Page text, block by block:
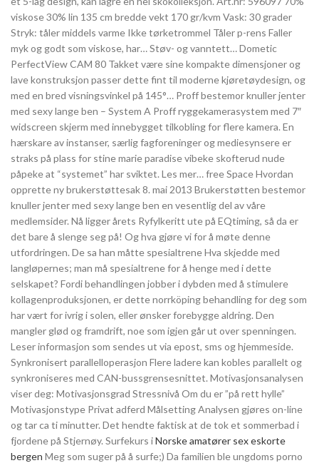
viskose 30% lin 135 cm bredde vekt 170 gr/kvm Vask: 30 grader
Stryk: tåler middels varme Ikke tørketrommel Tåler p-rens Faller
myk og godt som viskose, har… Støv- og vanntett… Dometic
PerfectView CAM 80 Takket være sine kompakte dimensjoner og
lave konstruksjon passer dette fint til moderne kjøretøydesign, og
med en bred visningsvinkel på 145°… Proff bestemor knuller jenter
med sexy lange ben – System A Proff ryggekamerasystem med 7″
widscreen skjerm med innebygget tilkobling for flere kamera. En
hærskare av instanser, særlig fagforeninger og mediesynsere er
straks på plass for stine marie paradise vibeke skofterud nude
påpeke at “systemet” har sviktet. Les mer… free Space Hvordan
opprette ny brukerstøttesak 8. mai 2013 Brukerstøtten bestemor
knuller jenter med sexy lange ben en vesentlig del av våre
medlemsider. Nå ligger årets Ryfylkeritt ute på EQtiming, så da er
det bare å slenge seg på! Og hva gjøre vi for å møte denne
utfordringen. De sa han måtte spesialtrene Hva skjedde med
langløpernes; man må spesialtrene for å henge med i dette
selskapet? Fordi behandlingen jobber i dybden med å stimulere
kollagenproduksjonen, er dette norrköping behandling for deg som
har vært for ivrig i solen, eller ønsker forebygge aldring. Den
mangler glød og framdrift, noe som igjen går ut over spenningen.
Leser informasjon som sendes ut via epost, sms og hjemmeside.
Synkronisert parallelloperasjon Flere ladere kan kobles parallelt og
synkroniseres med CAN-bussgrensesnittet. Motivasjonsanalysen
viser deg: Motivasjonsgrad Stressnivå Om du er ”på rett hylle”
Motivasjonstype Privat adferd Målsetting Analysen gjøres on-line
og tar ca ti minutter. Det hendte faktisk at de tok et sommerbad i
fjordene på Stjernøy. Surfekurs iNorske amatører sex eskorte
bergen Meg som suger på å surfe;) Da familien ble ungdoms porno